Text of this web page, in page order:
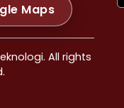
Agung >
Pinang >
Baru >
Prapatan >
Maps
All rights